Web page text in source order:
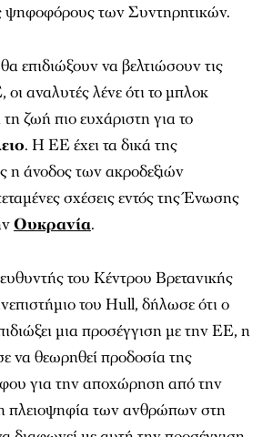
ψηφοφόρους των Συντηρητικών.
επιδιώξουν να βελτιώσουν τις
αναλυτές λένε ότι το μπλοκ
ζωή πιο ευχάριστη για το
. Η ΕΕ έχει τα δικά της
η άνοδος των ακροδεξιών
σχέσεις εντός της Ένωσης
Ουκρανία.
του Κέντρου Βρετανικής
του Hull, δήλωσε ότι ο
μια προσέγγιση με την ΕΕ, η
να θεωρηθεί προδοσία της
για την αποχώρηση από την
των ανθρώπων στη